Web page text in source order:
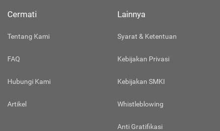
Cermati
Tentang Kami
FAQ
Hubungi Kami
Artikel
Lainnya
Syarat & Ketentuan
Kebijakan Privasi
Kebijakan SMKI
Whistleblowing
Anti Gratifikasi